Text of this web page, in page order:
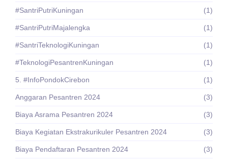
#SantriPutriKuningan (1)
#SantriPutriMajalengka (1)
#SantriTeknologiKuningan (1)
#TeknologiPesantrenKuningan (1)
5. #InfoPondokCirebon (1)
Anggaran Pesantren 2024 (3)
Biaya Asrama Pesantren 2024 (3)
Biaya Kegiatan Ekstrakurikuler Pesantren 2024 (3)
Biaya Pendaftaran Pesantren 2024 (3)